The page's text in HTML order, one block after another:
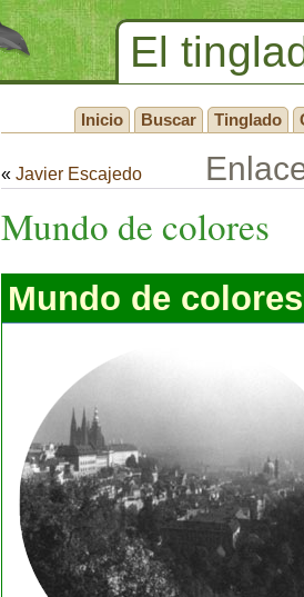
El
Inicio Buscar Tinglado
« Javier Escajedo
Mundo de colores
Mundo de colores